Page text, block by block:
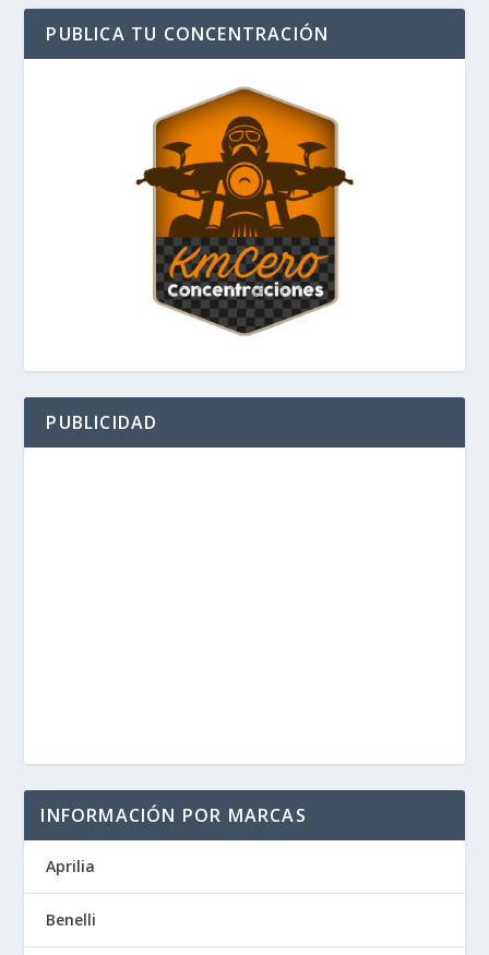
PUBLICA TU CONCENTRACIÓN
PUBLICIDAD
INFORMACIÓN POR MARCAS
Aprilia
Benelli